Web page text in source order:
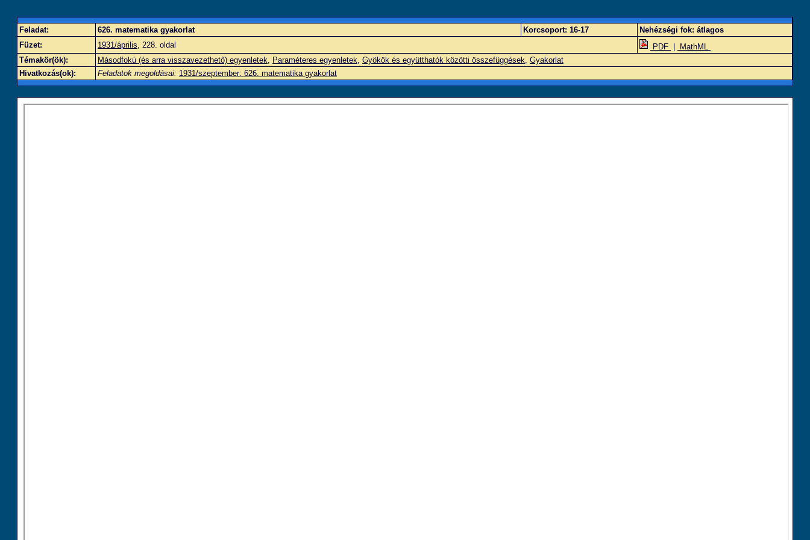
Feladat: 626. matematika gyakorlat Korcsoport: 16-17 Nehézségi fok: átlagos
Füzet:
1931/április, 228. oldal PDF
MathML
Témakör(ök):
Másodfokú (és arra visszavezethető) egyenletek, Paraméteres egyenletek, Gyökök és együtthatók közötti összefüggések, Gyakorlat
Hivatkozás(ok):
Feladatok megoldásai: 1931/szeptember: 626. matematika gyakorlat